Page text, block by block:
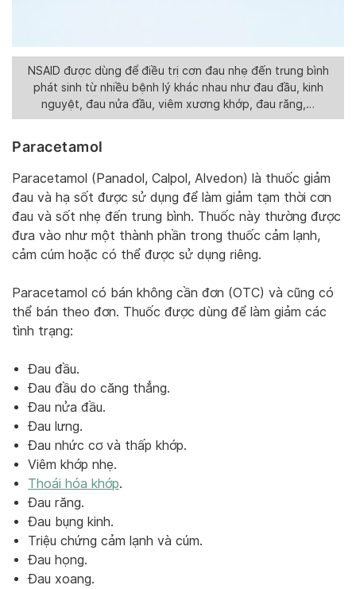
NSAID được dùng để điều trị cơn đau nhẹ đến trung bình
phát sinh từ nhiều bệnh lý khác nhau như đau đầu, kinh
nguyệt, đau nửa đầu, viêm xương khớp, đau răng,…
Paracetamol
Paracetamol (Panadol, Calpol, Alvedon) là thuốc giảm
đau và hạ sốt được sử dụng để làm giảm tạm thời cơn
đau và sốt nhẹ đến trung bình. Thuốc này thường được
đưa vào như một thành phần trong thuốc cảm lạnh,
cảm cúm hoặc có thể được sử dụng riêng.
Paracetamol có bán không cần đơn (OTC) và cũng có
thể bán theo đơn. Thuốc được dùng để làm giảm các
tình trạng:
Đau đầu.
Đau đầu do căng thẳng.
Đau nửa đầu.
Đau lưng.
Đau nhức cơ và thấp khớp.
Viêm khớp nhẹ.
Thoái hóa khớp.
Đau răng.
Đau bụng kinh.
Triệu chứng cảm lạnh và cúm.
Đau họng.
Đau xoang.